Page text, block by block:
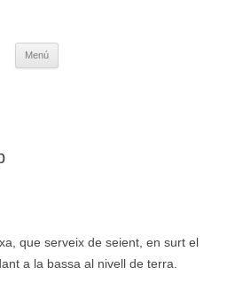
Menú
que serveix de seient, en surt el
a la bassa al nivell de terra.